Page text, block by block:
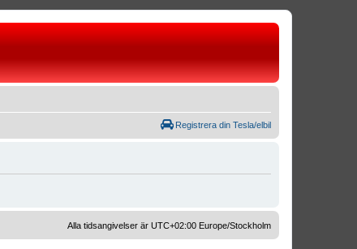
Registrera din Tesla/elbil
Alla tidsangivelser är UTC+02:00 Europe/Stockholm